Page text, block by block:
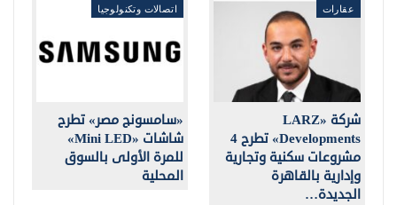
عقارات
شركة «LARZ
Developments» تطرح 4
مشروعات سكنية وتجارية
وإدارية بالقاهرة
الجديدة…
اتصالات وتكنولوجيا
«سامسونج مصر» تطرح
شاشات «Mini LED»
للمرة الأولى بالسوق
المحلية